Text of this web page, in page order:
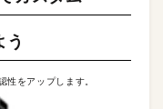
う
性をアップします。